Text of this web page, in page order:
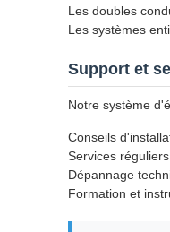
Les doubles
Les systèmes
Support et
Notre système
Conseils
Services
Dépannage
Formation et